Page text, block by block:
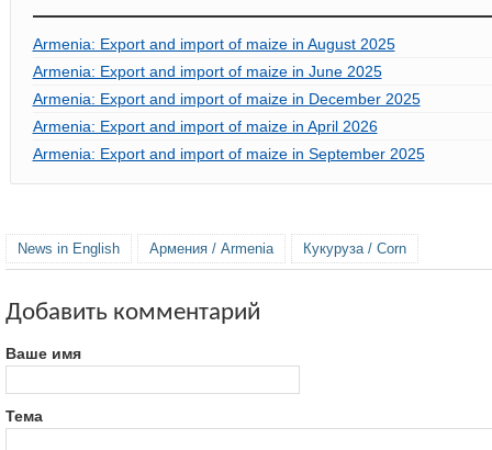
Armenia: Export and import of maize in August 2025
Armenia: Export and import of maize in June 2025
Armenia: Export and import of maize in December 2025
Armenia: Export and import of maize in April 2026
Armenia: Export and import of maize in September 2025
News in English Армения / Armenia Кукуруза / Corn
Добавить комментарий
Ваше имя
Тема